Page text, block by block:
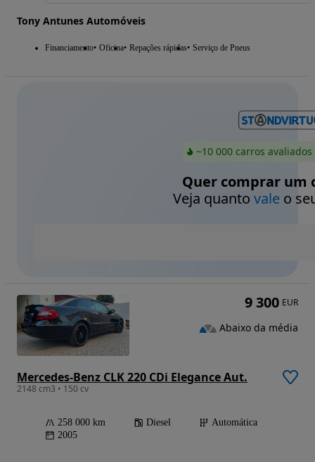
Tony Antunes Automóveis
Financiamento Oficina Repações rápidas Serviço de Pneus
~10 000 carros
Quer comprar um
Veja quanto valeo
Mercedes-Benz CLK 220 CDi Elegance Aut.
2148 cm3 • 150 cv
258 000 km Diesel
Automática
2005
9 300 EUR
Abaixo da média